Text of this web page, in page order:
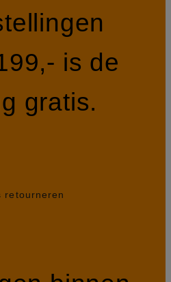
is de
gratis.
retourneren